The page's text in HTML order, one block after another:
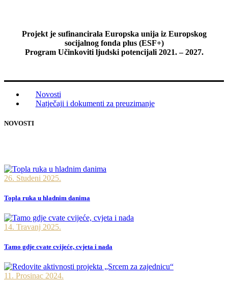
Projekt je sufinancirala Europska unija iz Europskog
socijalnog fonda plus (ESF+)
Program Učinkoviti ljudski potencijali 2021. – 2027.
Novosti
Natječaji i dokumenti za preuzimanje
NOVOSTI
26. Studeni 2025.
Topla ruka u hladnim danima
14. Travanj 2025.
Tamo gdje cvate cvijeće, cvjeta i nada
11. Prosinac 2024.